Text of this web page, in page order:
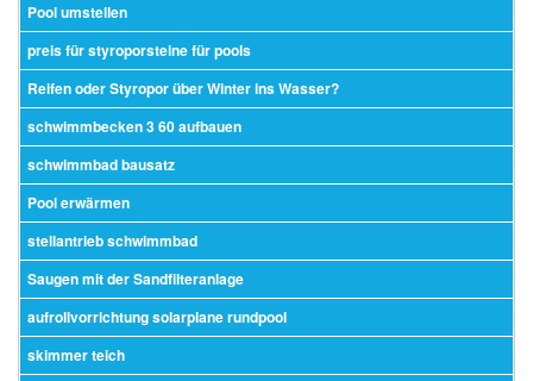
Pool umstellen
preis für styroporsteine für pools
Reifen oder Styropor über Winter ins Wasser?
schwimmbecken 3 60 aufbauen
schwimmbad bausatz
Pool erwärmen
stellantrieb schwimmbad
Saugen mit der Sandfilteranlage
aufrollvorrichtung solarplane rundpool
skimmer teich